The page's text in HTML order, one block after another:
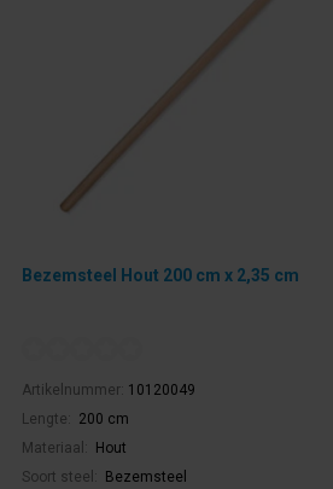
Bezemsteel Hout 200 cm x 2,35 cm
Artikelnummer: 10120049
Lengte:
200 cm
Materiaal:
Hout
Soort steel:
Bezemsteel